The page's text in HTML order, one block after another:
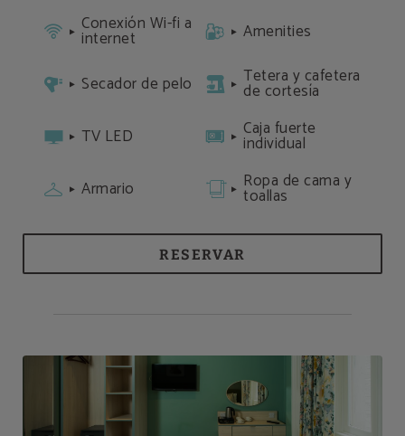
Conexión Wi-fi a
internet Amenities
Secador de pelo Tetera y cafetera
de cortesía
TV LED
Caja fuerte
individual
Armario
Ropa de cama y
toallas
RESERVAR